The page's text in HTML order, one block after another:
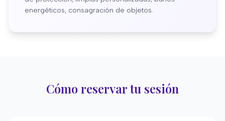
energéticos, consagración de objetos.
Cómo reservar tu sesión